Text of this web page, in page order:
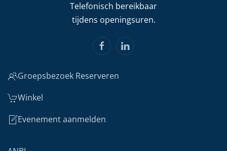
Telefonisch bereikbaar
tijdens openingsuren.
Groepsbezoek Reserveren
Winkel
Evenement aanmelden